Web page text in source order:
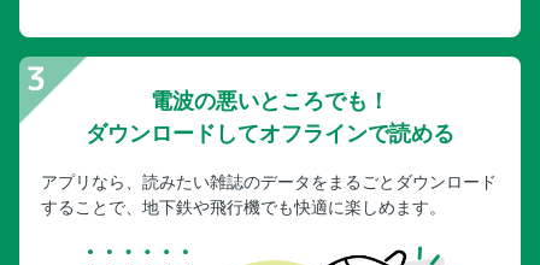
電波の悪いところでも！
ダウンロードしてオフラインで読める
アプリなら、読みたい雑誌のデータをまるごとダウンロード
することで、地下鉄や飛行機でも快適に楽しめます。